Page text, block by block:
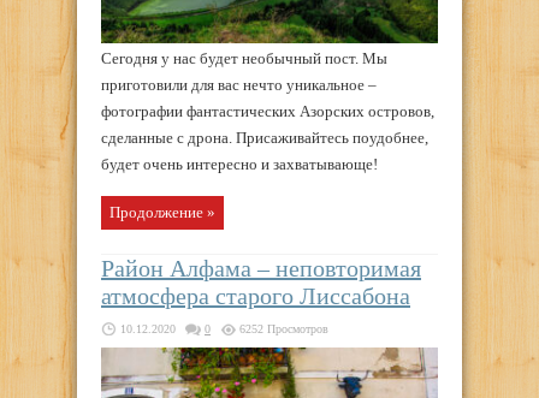
Сегодня у нас будет необычный пост. Мы
приготовили для вас нечто уникальное –
фотографии фантастических Азорских островов,
сделанные с дрона. Присаживайтесь поудобнее,
будет очень интересно и захватывающе!
Продолжение »
Район Алфама – неповторимая
атмосфера старого Лиссабона
10.12.2020 0 6252 Просмотров